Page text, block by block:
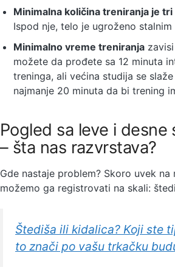
Minimalna količina treniranja je
Ispod nje, telo je ugroženo stalnim
Minimalno vreme treniranja
možete da prođete sa 12 minuta
treninga, ali većina studija se
najmanje 20 minuta da bi trening
Pogled sa leve i desne
– šta nas razvrstava?
Gde nastaje problem? Skoro uvek na
možemo ga registrovati na skali:
Štediša ili kidalica? Koji ste
to znači po vašu trkačku